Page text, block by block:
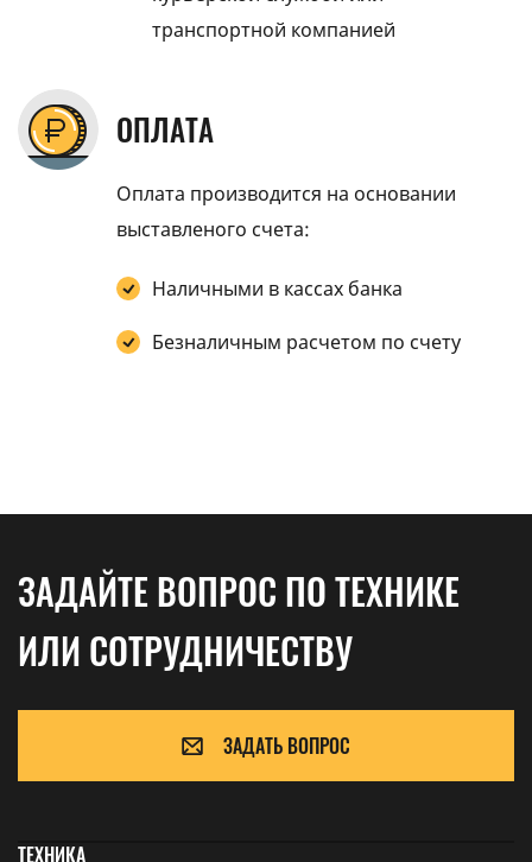
транспортной компанией
ОПЛАТА
Оплата производится на основании
выставленого счета:
Наличными в кассах банка
Безналичным расчетом по счету
ЗАДАЙТЕ ВОПРОС ПО ТЕХНИКЕ
ИЛИ СОТРУДНИЧЕСТВУ
ЗАДАТЬ ВОПРОС
ТЕХНИКА